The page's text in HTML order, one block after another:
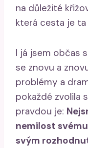
na důležité
která cesta je ta
I já jsem občas
se znovu a
problémy a
pokaždé zvolila
pravdou je:
nemilost
svým